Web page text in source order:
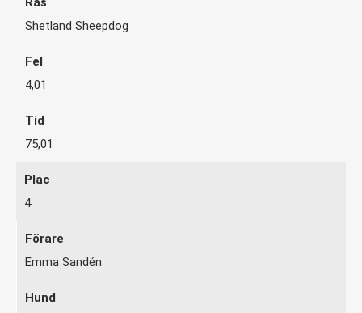
Shetland Sheepdog
4,01
75,01
4
Emma Sandén